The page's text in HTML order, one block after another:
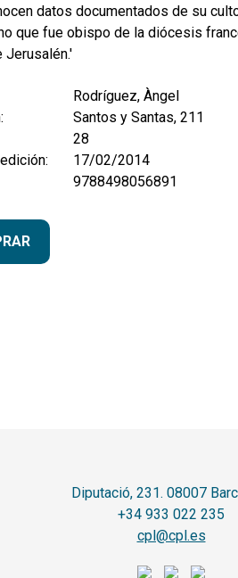
datos documentados de su
que fue obispo de la diócesis
Jerusalén.'
Rodríguez, Àngel
Santos y Santas, 211
28
17/02/2014
9788498056891
Diputació, 231. 08007
+34 933 022 235
cpl@cpl.es